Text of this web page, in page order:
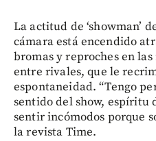
La actitud de ‘showman’
cámara está encendido
bromas y reproches en
entre rivales, que le
espontaneidad. “Tengo
sentido del show, espíritu
sentir incómodos porque
la revista Time.